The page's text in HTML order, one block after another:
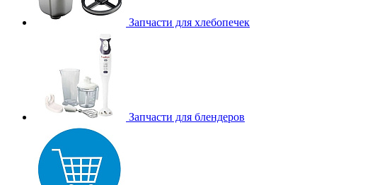
Запчасти для хлебопечек
Запчасти для блендеров